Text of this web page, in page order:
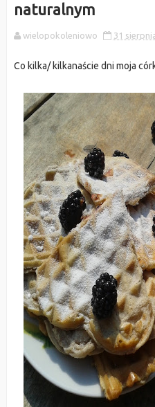
naturalnym
wielopokoleniowo 31
Co kilka/ kilkanaście dni moja